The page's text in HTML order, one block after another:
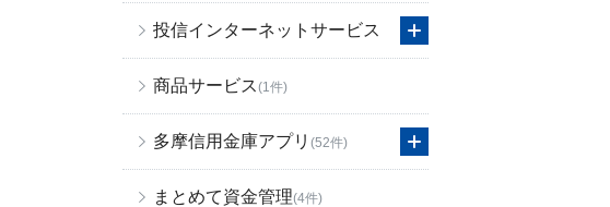
投信インターネットサービス
商品サービス(1件)
多摩信用金庫アプリ (52件)
まとめて資金管理(4件)